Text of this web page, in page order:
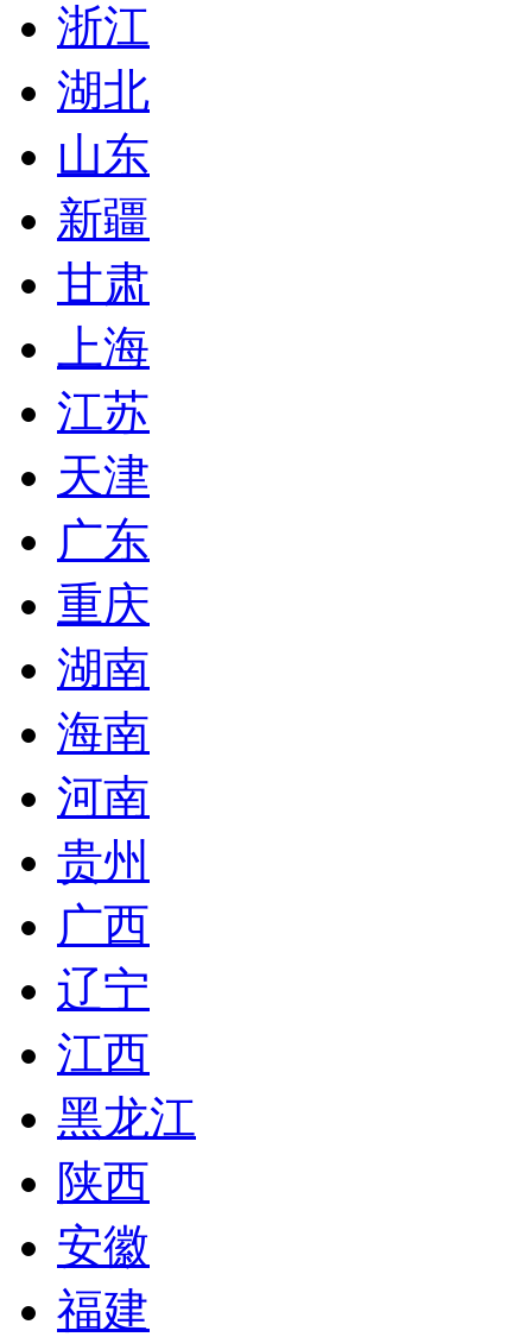
浙江
湖北
山东
新疆
甘肃
上海
江苏
天津
广东
重庆
湖南
海南
河南
贵州
广西
辽宁
江西
黑龙江
陕西
安徽
福建